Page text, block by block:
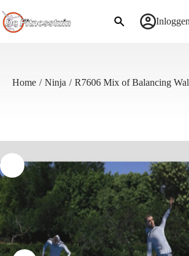
naar
de
Inloggen
Home / Ninja / R7606 Mix of Balancing